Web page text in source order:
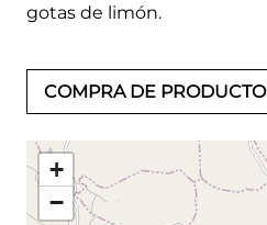
gotas de limón.
COMPRA DE PRODUCTO
+
−